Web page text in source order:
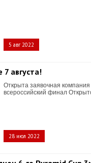
5 авг 2022
августа!
Открыта заявочная
всероссийский финал
28 июл 2022